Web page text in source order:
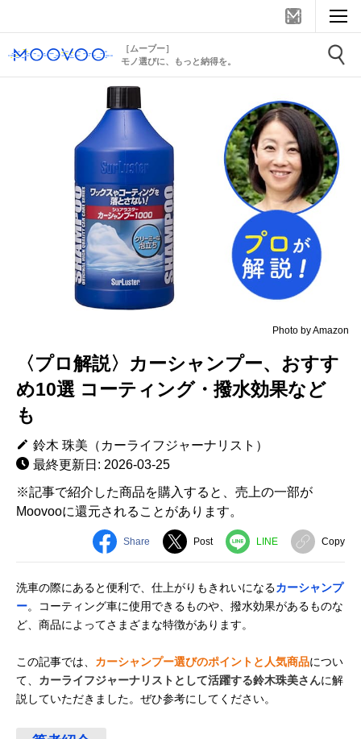
［ムーブー］
モノ選びに、もっと納得を。
Photo by Amazon
〈プロ解説〉カーシャンプー、おすす
め10選 コーティング・撥水効果など
も
鈴木 珠美（カーライフジャーナリスト）
最終更新日: 2026-03-25
※記事で紹介した商品を購入すると、売上の一部が
Moovooに還元されることがあります。
Share Post LINE Copy
洗車の際にあると便利で、仕上がりもきれいになるカーシャンプ
ー。コーティング車に使用できるものや、撥水効果があるものな
ど、商品によってさまざまな特徴があります。
この記事では、 カーシャンプー選びのポイントと人気商品につい
て、 カーライフジャーナリストとして活躍する鈴木珠美さんに解
説していただきました。ぜひ参考にしてください。